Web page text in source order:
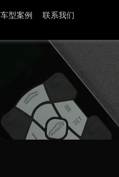
车型案例 联系我们